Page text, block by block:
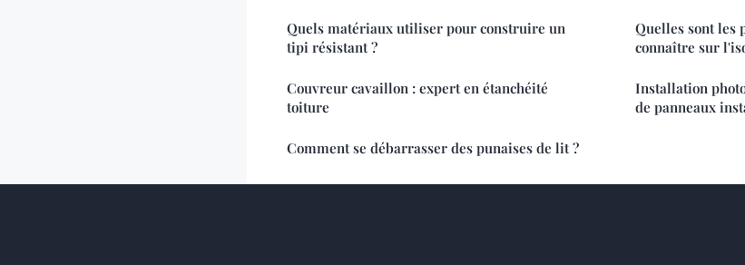
Quels matériaux utiliser pour construire un
tipi résistant ?
Couvreur cavaillon : expert en étanchéité
toiture
Comment se débarrasser des punaises de lit ?
Quelles sont les
connaître sur
Installation
de panneaux